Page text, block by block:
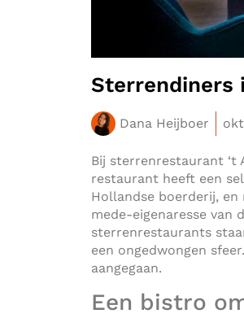
Sterrendiners
Dana Heijboer
Bij sterrenrestaurant ‘t
restaurant heeft een
Hollandse boerderij, en
mede-eigenaresse van
sterrenrestaurants
een ongedwongen
aangegaan.
Een bistro